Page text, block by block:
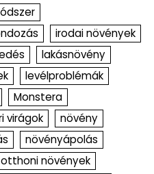
irodai növények
lakásnövény
levélproblémák
Monstera
virágok
növény
növényápolás
otthoni növények